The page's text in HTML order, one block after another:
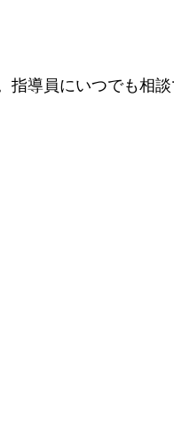
導員にいつでも相談